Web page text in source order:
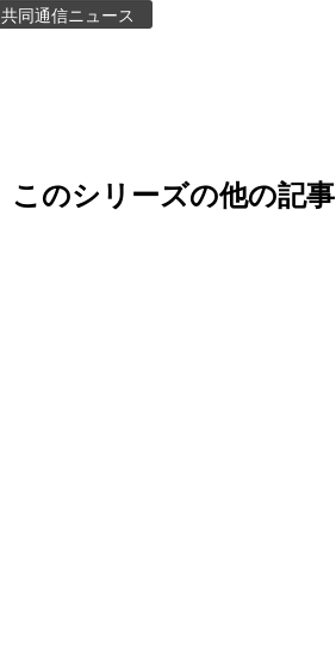
共同通信ニュース
このシリーズの他の記事